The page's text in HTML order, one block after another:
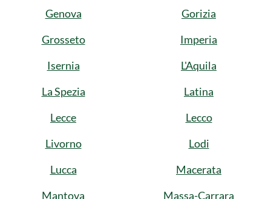
Genova
Gorizia
Grosseto
Imperia
Isernia
L'Aquila
La Spezia
Latina
Lecce
Lecco
Livorno
Lodi
Lucca
Macerata
Mantova
Massa-Carrara